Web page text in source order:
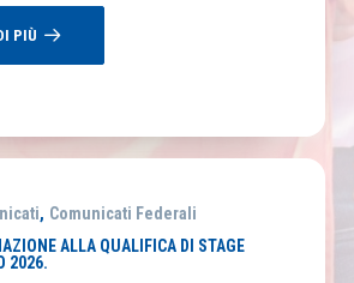
PIÙ
, Comunicati Federali
ALLA QUALIFICA DI STAGE
2026.